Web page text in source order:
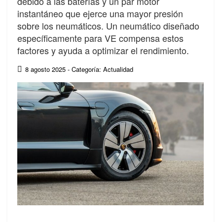
instantáneo que ejerce una mayor presión
sobre los neumáticos. Un neumático diseñado
específicamente para VE compensa estos
factores y ayuda a optimizar el rendimiento.
8 agosto 2025 - Categoría: Actualidad